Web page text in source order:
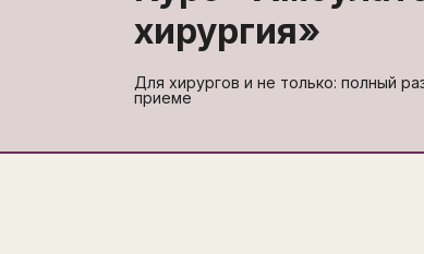
хирургия»
Для хирургов и не только: полный
приеме